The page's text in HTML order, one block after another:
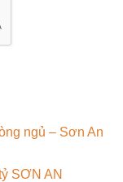
ngủ – Sơn An
SƠN AN